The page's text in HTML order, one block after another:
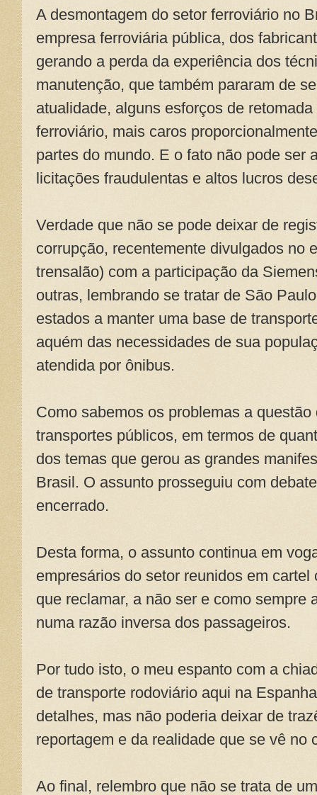
A desmontagem do setor ferroviário no
empresa ferroviária pública, dos
gerando a perda da experiência dos
manutenção, que também pararam de
atualidade, alguns esforços de
ferroviário, mais caros
partes do mundo. E o fato não pode ser
licitações fraudulentas e altos lucros
Verdade que não se pode deixar de
corrupção, recentemente divulgados no
trensalão) com a participação da
outras, lembrando se tratar de São
estados a manter uma base de
aquém das necessidades de sua
atendida por ônibus.
Como sabemos os problemas a
transportes públicos, em termos de
dos temas que gerou as grandes
Brasil. O assunto prosseguiu com
encerrado.
Desta forma, o assunto continua em
empresários do setor reunidos em
que reclamar, a não ser e como sempre
numa razão inversa dos passageiros.
Por tudo isto, o meu espanto com a
de transporte rodoviário aqui na
detalhes, mas não poderia deixar de
reportagem e da realidade que se vê no
Ao final, relembro que não se trata de